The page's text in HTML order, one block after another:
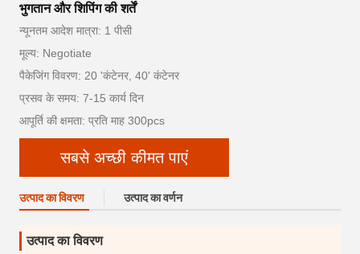
भुगतान और शिपिंग की शर्तें
न्यूनतम आदेश मात्रा: 1 पीसी
मूल्य: Negotiate
पैकेजिंग विवरण: 20 'कंटेनर, 40' कंटेनर
प्रसव के समय: 7-15 कार्य दिन
आपूर्ति की क्षमता: प्रति माह 300pcs
सबसे अच्छी कीमत पाएं
उत्पाद का विवरण उत्पाद का वर्णन
उत्पाद का विवरण